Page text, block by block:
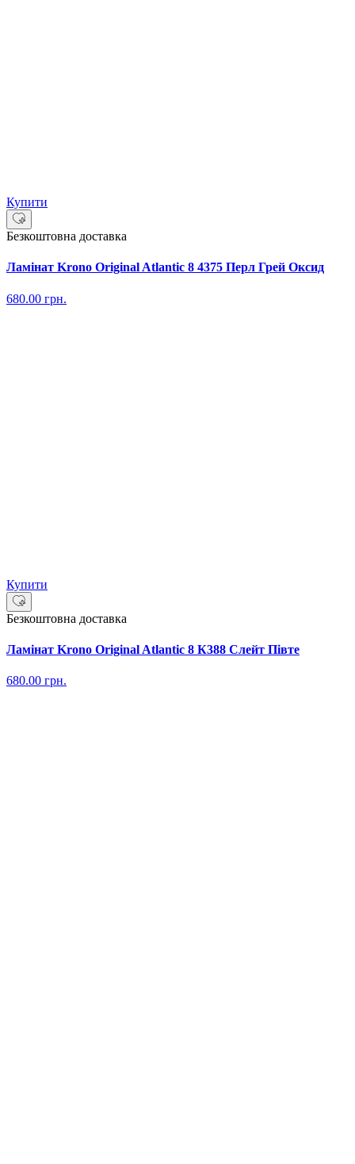
Купити
Безкоштовна доставка
Ламінат Krono Original Atlantic 8 4375 Перл Грей Оксид
680.00 грн.
Купити
Безкоштовна доставка
Ламінат Krono Original Atlantic 8 К388 Слейт Півте
680.00 грн.